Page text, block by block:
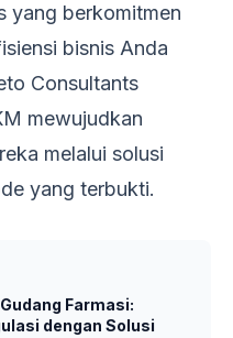
yang berkomitmen
bisnis Anda
Consultants
mewujudkan
melalui solusi
yang terbukti.
Farmasi:
dengan Solusi